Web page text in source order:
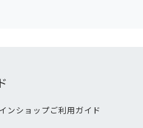
ンショップご利用ガイド